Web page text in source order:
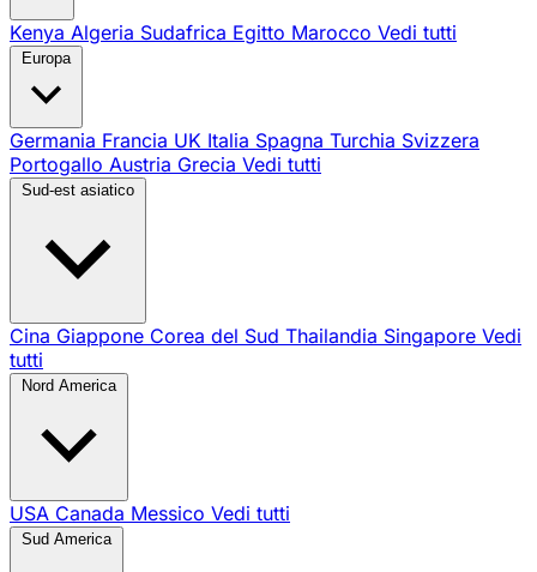
Kenya Algeria Sudafrica Egitto Marocco Vedi tutti
Europa
Germania Francia UK Italia Spagna Turchia Svizzera
Portogallo Austria Grecia Vedi tutti
Sud-est asiatico
Cina Giappone Corea del Sud Thailandia Singapore Vedi
tutti
Nord America
USA Canada Messico Vedi tutti
Sud America